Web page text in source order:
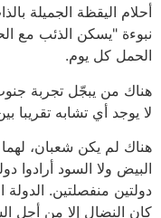
أحلام اليقظة الجميلة
نبوءة "يسكن الذئب مع
الحمل كل يوم.
هناك من يبجّل تجربة
لا يوجد أي تشابه تقريبا
هناك لم يكن شعبان،
البيض ولا السود أرادوا
دولتين منفصلتين. الدولة
كان النضال إلا من أجل